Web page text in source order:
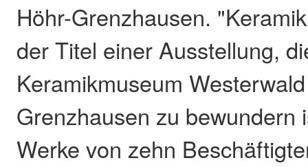
Höhr-Grenzhausen.
der Titel einer Ausstellung,
Keramikmuseum
Grenzhausen zu bewundern
Werke von zehn